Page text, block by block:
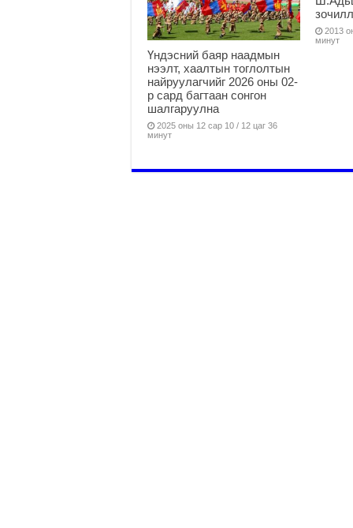
Үндэсний баяр наадмын
нээлт, хаалтын тоглолтын
найруулагчийг 2026 оны 02-
р сард багтаан сонгон
шалгаруулна
2025 оны 12 сар 10 / 12 цаг 36
минут
2013
минут